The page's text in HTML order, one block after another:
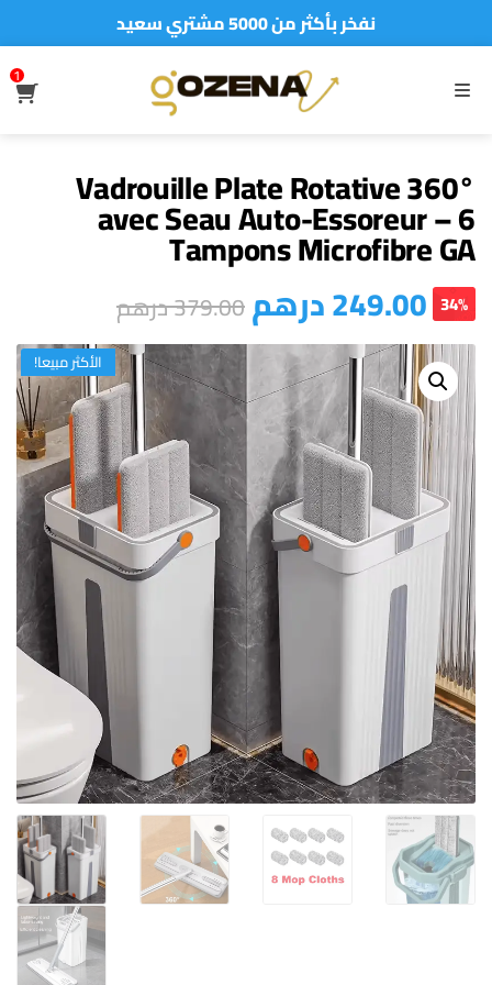
نفخر بأكثر من 5000 مشتري سعيد
MENU
1
Vadrouille Plate Rotative 360°
avec Seau Auto-Essoreur – 6
Tampons Microfibre GA
249.00درهم379.00درهم 34%
الأكثر مبيعا!